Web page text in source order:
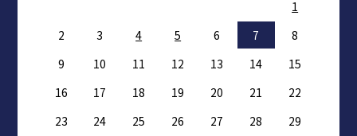
1
2
3 4 5 6 7
8
9
10 11 12 13 14
15
16
17 18 19 20 21
22
23
24 25 26 27 28
29